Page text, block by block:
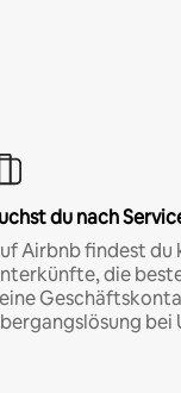
du nach
Airbnb findest
die
bei